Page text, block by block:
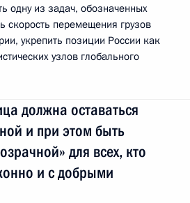
одну из задач, обозначенных
скорость перемещения грузов
укрепить позиции России как
узлов глобального
должна оставаться
и при этом быть
для всех, кто
и с добрыми